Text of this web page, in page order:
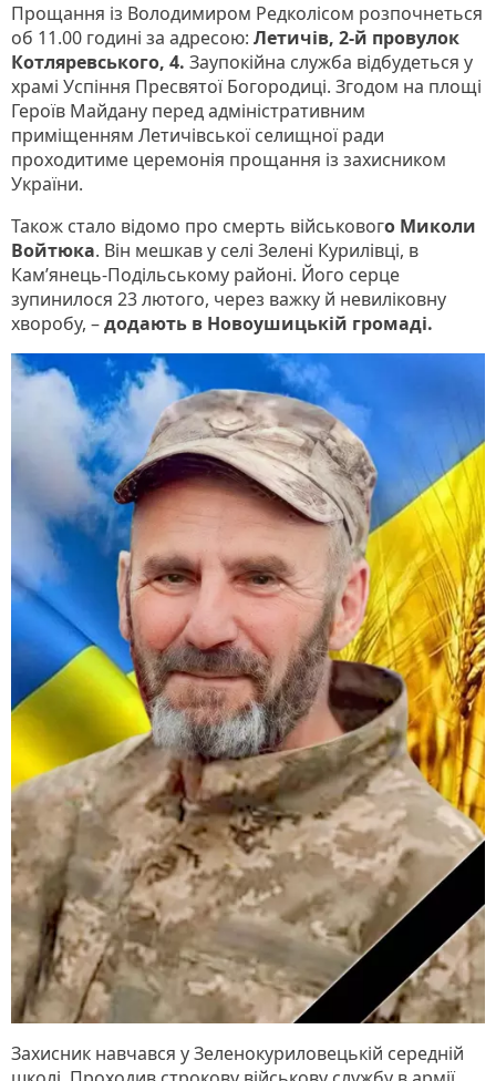
Прощання із Володимиром Редколісом розпочнеться
об 11.00 годині за адресою: Летичів, 2-й провулок
Котляревського, 4. Заупокійна служба відбудеться у
храмі Успіння Пресвятої Богородиці. Згодом на площі
Героїв Майдану перед адміністративним
приміщенням Летичівської селищної ради
проходитиме церемонія прощання із захисником
України.
Також стало відомо про смерть військового Миколи
Войтюка. Він мешкав у селі Зелені Курилівці, в
Кам’янець-Подільському районі. Його серце
зупинилося 23 лютого, через важку й невиліковну
хворобу, –додають в Новоушицькій громаді.
Захисник навчався у Зеленокуриловецькій середній